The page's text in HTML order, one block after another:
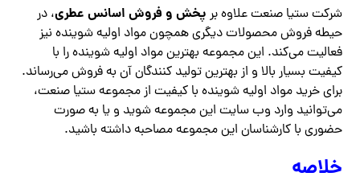
شرکت ستیا صنعت علاوه بر پخش و فروش اسانس عطری، در
حیطه فروش محصولات دیگری همچون مواد اولیه شوینده نیز
فعالیت می‌کند. این مجموعه بهترین مواد اولیه شوینده را با
کیفیت بسیار بالا و از بهترین تولید کنندگان آن به فروش می‌رساند.
برای خرید مواد اولیه شوینده با کیفیت از مجموعه ستیا صنعت،
می‌توانید وارد وب سایت این مجموعه شوید و یا به صورت
حضوری با کارشناسان این مجموعه مصاحبه داشته باشید‌‌.
خلاصه